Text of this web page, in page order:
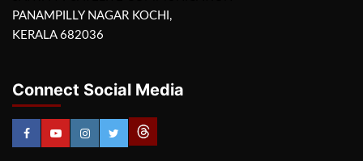
PANAMPILLY NAGAR KOCHI,
KERALA 682036
Connect Social Media